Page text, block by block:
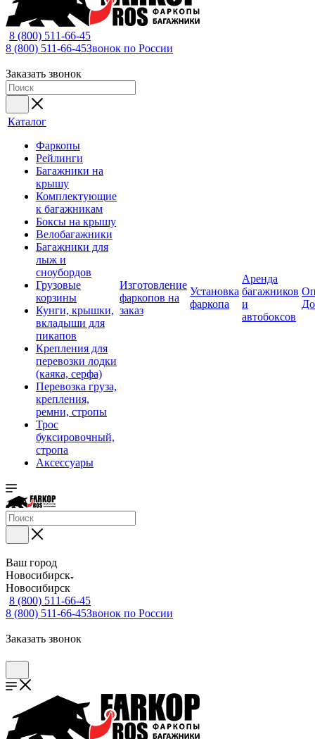
8 (800) 511-66-45
8 (800) 511-66-45Звонок по России
Заказать звонок
Каталог
Фаркопы
Рейлинги
Багажники на
крышу
Комплектующие
к багажникам
Боксы на крышу
Велобагажники
Багажники для
лыж и
сноубордов
Грузовые
корзины
Кунги, крышки,
вкладыши для
пикапов
Крепления для
перевозки лодки
(каяка, серфа)
Перевозка груза,
крепления,
ремни, стропы
Трос
буксировочный,
стропа
Аксессуары
Изготовление
фаркопов на
заказ
Установка
фаркопа
Аренда
багажников
и
автобоксов
Ваш город
Новосибирск
Новосибирск
8 (800) 511-66-45
8 (800) 511-66-45Звонок по России
Заказать звонок